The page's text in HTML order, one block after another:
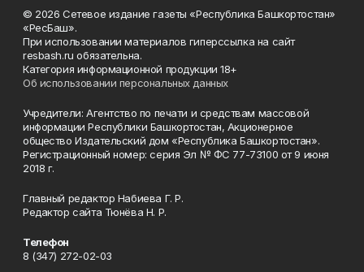
© 2026 Сетевое издание газеты «Республика Башкортостан»
«РесБаш».
При использовании материалов гиперссылка на сайт
resbash.ru обязательна.
Категория информационной продукции 18+
Об использовании персональных данных
Учредители: Агентство по печати и средствам массовой
информации Республики Башкортостан, Акционерное
общество Издательский дом «Республика Башкортостан».
Регистрационный номер: серия Эл № ФС 77-73100 от 9 июня
2018 г.
Главный редактор Набиева Г. Р.
Редактор сайта Тюнёва Н. Р.
Телефон
8 (347) 272-02-03